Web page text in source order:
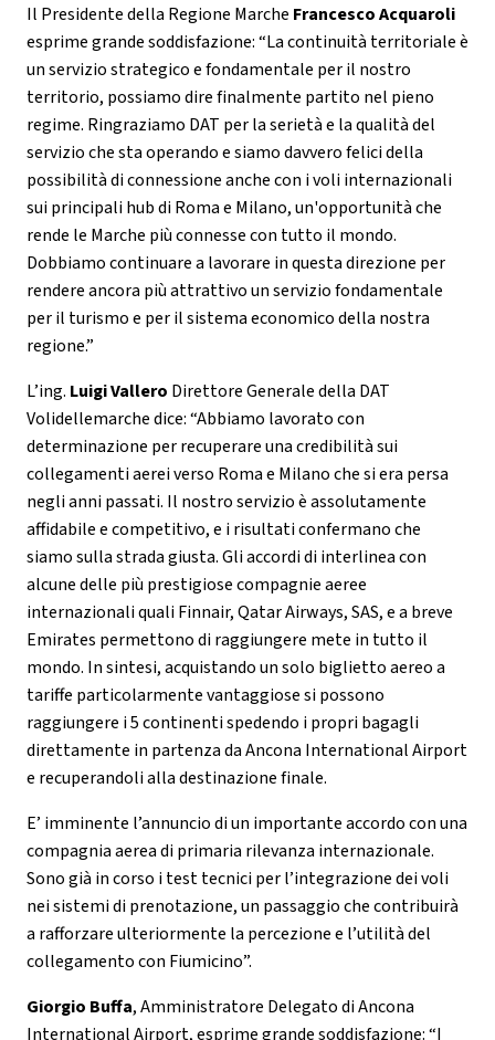
Il Presidente della Regione Marche Francesco Acquaroli
esprime grande soddisfazione: “La continuità territoriale è
un servizio strategico e fondamentale per il nostro
territorio, possiamo dire finalmente partito nel pieno
regime. Ringraziamo DAT per la serietà e la qualità del
servizio che sta operando e siamo davvero felici della
possibilità di connessione anche con i voli internazionali
sui principali hub di Roma e Milano, un'opportunità che
rende le Marche più connesse con tutto il mondo.
Dobbiamo continuare a lavorare in questa direzione per
rendere ancora più attrattivo un servizio fondamentale
per il turismo e per il sistema economico della nostra
regione.”
L’ing. Luigi Vallero Direttore Generale della DAT
Volidellemarche dice: “Abbiamo lavorato con
determinazione per recuperare una credibilità sui
collegamenti aerei verso Roma e Milano che si era persa
negli anni passati. Il nostro servizio è assolutamente
affidabile e competitivo, e i risultati confermano che
siamo sulla strada giusta. Gli accordi di interlinea con
alcune delle più prestigiose compagnie aeree
internazionali quali Finnair, Qatar Airways, SAS, e a breve
Emirates permettono di raggiungere mete in tutto il
mondo. In sintesi, acquistando un solo biglietto aereo a
tariffe particolarmente vantaggiose si possono
raggiungere i 5 continenti spedendo i propri bagagli
direttamente in partenza da Ancona International Airport
e recuperandoli alla destinazione finale.
E’ imminente l’annuncio di un importante accordo con una
compagnia aerea di primaria rilevanza internazionale.
Sono già in corso i test tecnici per l’integrazione dei voli
nei sistemi di prenotazione, un passaggio che contribuirà
a rafforzare ulteriormente la percezione e l’utilità del
collegamento con Fiumicino”.
Giorgio Buffa, Amministratore Delegato di Ancona
International Airport, esprime grande soddisfazione: “I